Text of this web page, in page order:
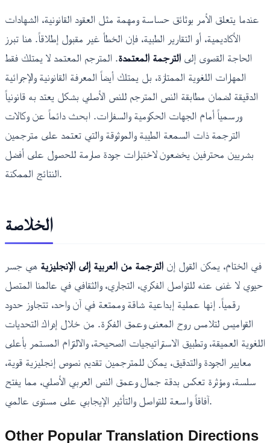
عندما يتعلق الأمر بوثائق حساسة ومهمة مثل العقود القانونية، الشهادات
الأكاديمية، أو التقارير الطبية، فإن الخطأ غير مقبول إطلاقاً. هنا تبرز
الحاجة القصوى إلى الترجمة المعتمدة. المترجم المعتمد لا يمتلك فقط
المهارات اللغوية الممتازة، بل يمتلك أيضاً المعرفة القانونية والإجرائية
الدقيقة لضمان مطابقة النص المترجم للنص الأصلي بشكل يعتد به قانونياً
ورسمياً أمام الجهات الحكومية والسفارات. ابحث دائماً عن وكالات
الترجمة ذات السمعة الطيبة والموثوقة والتي تعتمد على مترجمين
بشريين محترفين يخضعون لاختبارات جودة صارمة للحصول على أفضل
النتائج الممكنة.
الخلاصة
في الختام، يمكن القول إن الترجمة من العربية إلى الإنجليزية هي جسر
حيوي لا غنى عنه للتواصل الفكري، التجاري، والثقافي في عالمنا المتصل
رقمياً. إنها عملية إبداعية شاقة وممتعة في آن واحد، تتجاوز حدود
القواميس لتلامس روح المعنى وعمق الفكرة. من خلال إدراك التحديات
اللغوية العميقة، وتطبيق الاستراتيجيات الصحيحة، والالتزام المستمر بأعلى
معايير الجودة والتدقيق، يمكن للمترجمين تقديم نصوص إنجليزية قوية،
سلسة، ومؤثرة تعكس بدقة جمال وعمق النص العربي الأصلي، مما يفتح
آفاقاً واسعة للتواصل والتأثير الإيجابي على مستوى عالمي.
Other Popular Translation Directions